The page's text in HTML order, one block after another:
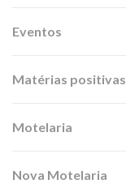
Eventos
Matérias positivas
Motelaria
Nova Motelaria